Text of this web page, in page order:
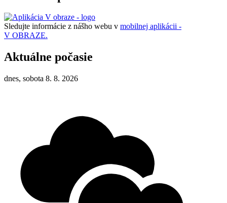
Sledujte informácie z nášho webu v mobilnej aplikácii -
V OBRAZE.
Aktuálne počasie
dnes, sobota 8. 8. 2026